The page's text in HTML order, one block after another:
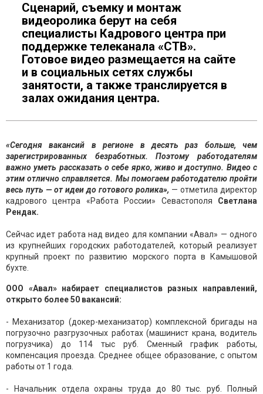
Сценарий, съемку и монтаж
видеоролика берут на себя
специалисты Кадрового центра при
поддержке телеканала «СТВ».
Готовое видео размещается на сайте
и в социальных сетях службы
занятости, а также транслируется в
залах ожидания центра.
«Сегодня вакансий в регионе в десять раз больше, чем
зарегистрированных безработных. Поэтому работодателям
важно уметь рассказать о себе ярко, живо и доступно. Видео с
этим отлично справляется. Мы помогаем работодателю пройти
весь путь — от идеи до готового ролика», — отметила директор
кадрового центра «Работа России» Севастополя Светлана
Рендак.
Сейчас идет работа над видео для компании «Авал» — одного
из крупнейших городских работодателей, который реализует
крупный проект по развитию морского порта в Камышовой
бухте.
ООО «Авал» набирает специалистов разных направлений,
открыто более 50 вакансий:
- Механизатор (докер-механизатор) комплексной бригады на
погрузочно разгрузочных работах (машинист крана, водитель
погрузчика) до 114 тыс руб. Сменный график работы,
компенсация проезда. Среднее общее образование, с опытом
работы от 1 года.
- Начальник отдела охраны труда до 80 тыс. руб. Полный